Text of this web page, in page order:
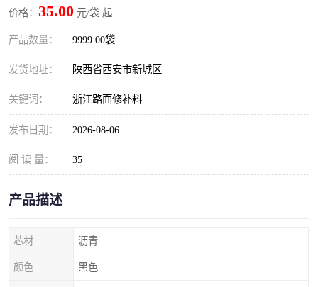
价格： 35.00 元/袋 起
产品数量： 9999.00袋
发货地址： 陕西省西安市新城区
关键词： 浙江路面修补料
发布日期： 2026-08-06
阅 读 量： 35
产品描述
芯材 沥青
颜色 黑色